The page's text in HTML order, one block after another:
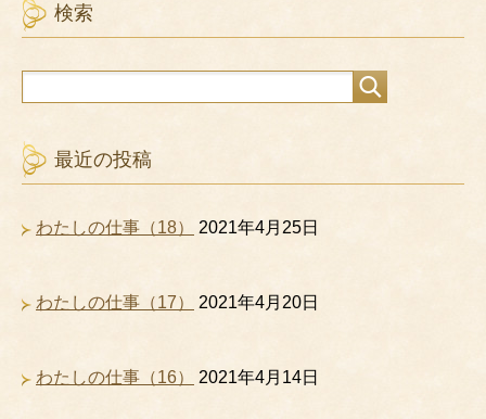
検索
最近の投稿
わたしの仕事（18） 2021年4月25日
わたしの仕事（17） 2021年4月20日
わたしの仕事（16） 2021年4月14日